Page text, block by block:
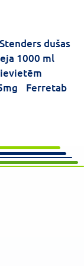
Stenders dušas
1000 ml
Ferretab